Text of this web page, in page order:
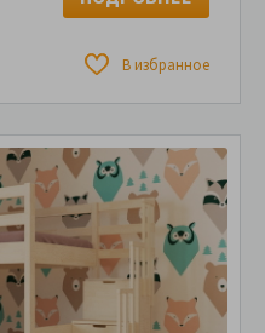
В избранное